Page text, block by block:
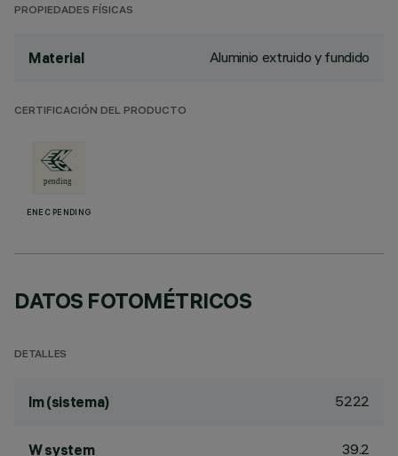
PROPIEDADES FÍSICAS
Material Aluminio extruido y fundido
CERTIFICACIÓN DEL PRODUCTO
ENEC PENDING
DATOS FOTOMÉTRICOS
DETALLES
lm (sistema) 5222
W system 39.2